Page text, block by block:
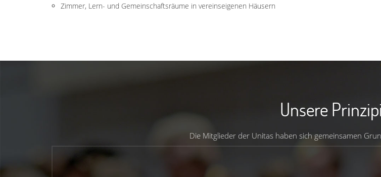
Zimmer, Lern- und Gemeinschaftsräume in vereinseigenen Häusern
Unsere
Die Mitglieder der Unitas haben sich gemeinsamen